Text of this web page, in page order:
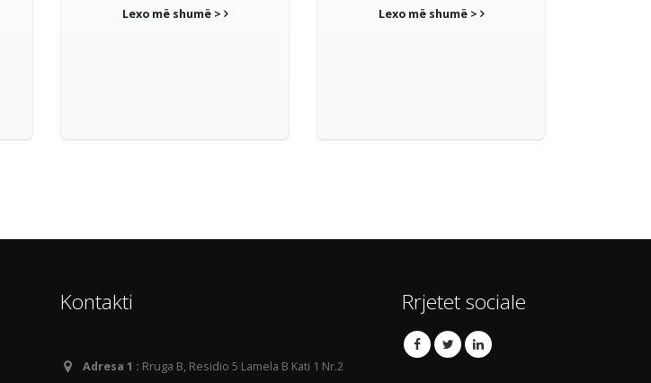
Lexo më shumë > Lexo më shumë >
Kontakti
Adresa 1 : Rruga B, Residio 5 Lamela B Kati 1 Nr.2
Rrjetet sociale